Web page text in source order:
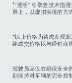
4“透明” 引擎盖技术指
屏上，以虚拟实境的方
*以上价格为路虎发现
终成交价格以与经销商
驾驶员应仅在确保安全
刻保持对车辆的完全控